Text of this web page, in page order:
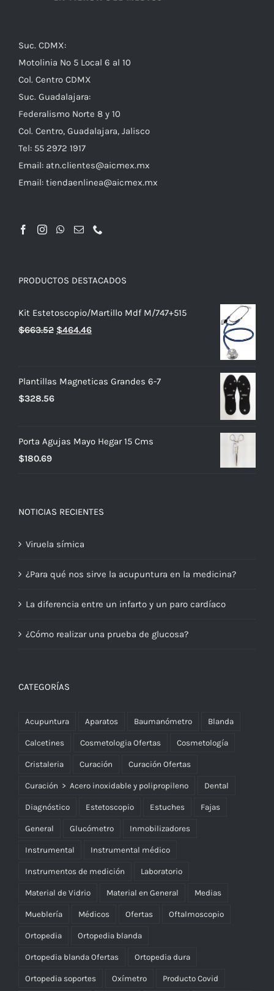
Suc. CDMX:
Motolinia No 5 Local 6 al 10
Col. Centro CDMX
Suc. Guadalajara:
Federalismo Norte 8 y 10
Col. Centro, Guadalajara, Jalisco
Tel: 55 2972 1917
Email: atn.clientes@aicmex.mx
Email: tiendaenlinea@aicmex.mx
PRODUCTOS DESTACADOS
Kit Estetoscopio/Martillo Mdf M/747+515
$663.52 El
era:
$464.46El
es:
Plantillas Magneticas Grandes 6-7
$328.56
Porta Agujas Mayo Hegar 15 Cms
$180.69
NOTICIAS RECIENTES
Viruela símica
¿Para qué nos sirve la acupuntura en la medicina?
La diferencia entre un infarto y un paro cardíaco
¿Cómo realizar una prueba de glucosa?
CATEGORÍAS
Acupuntura Aparatos Baumanómetro Blanda
Calcetines Cosmetologia Ofertas Cosmetología
Cristaleria Curación Curación Ofertas
Curación > Acero inoxidable y polipropileno Dental
Diagnóstico Estetoscopio Estuches Fajas
General Glucómetro Inmobilizadores
Instrumental Instrumental médico
Instrumentos de medición Laboratorio
Material de Vidrio Material en General Medias
Mueblería Médicos Ofertas Oftalmoscopio
Ortopedia Ortopedia blanda
Ortopedia blanda Ofertas Ortopedia dura
Ortopedia soportes Oxímetro Producto Covid